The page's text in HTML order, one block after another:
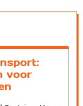
voor